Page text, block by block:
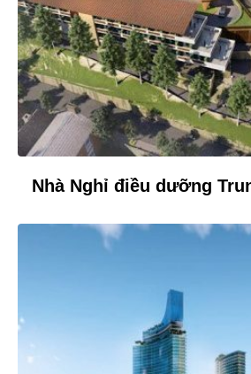
Nhà Nghỉ điều dưỡng